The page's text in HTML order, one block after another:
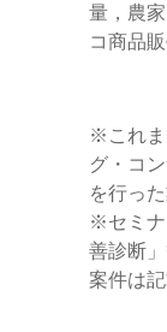
量，農
コ商品
※これま
グ・コ
を行っ
※セミナ
善診断
案件は